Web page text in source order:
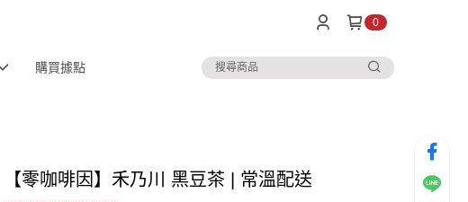
0
購買據點
【零咖啡因】禾乃川 黑豆茶 | 常溫配送